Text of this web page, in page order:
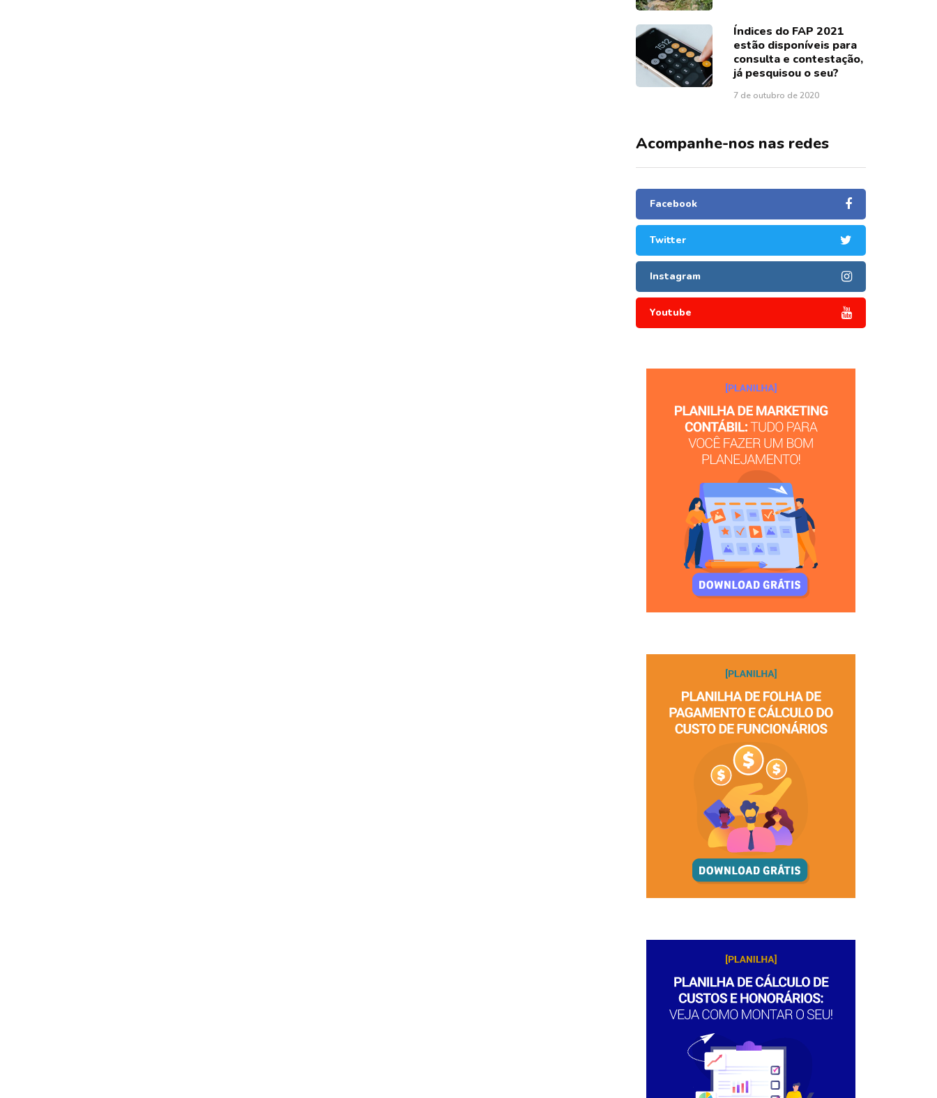
Índices do FAP 2021
estão disponíveis para
consulta e contestação,
já pesquisou o seu?
7 de outubro de 2020
Acompanhe-nos nas redes
Facebook
Twitter
Instagram
Youtube